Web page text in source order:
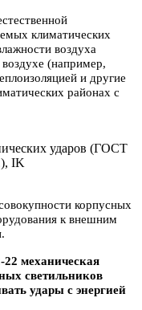
климатических
воздуха
(например,
и другие
районах с
ударов (ГОСТ
IK
корпусных
к внешним
механическая
светильников
удары с энергией